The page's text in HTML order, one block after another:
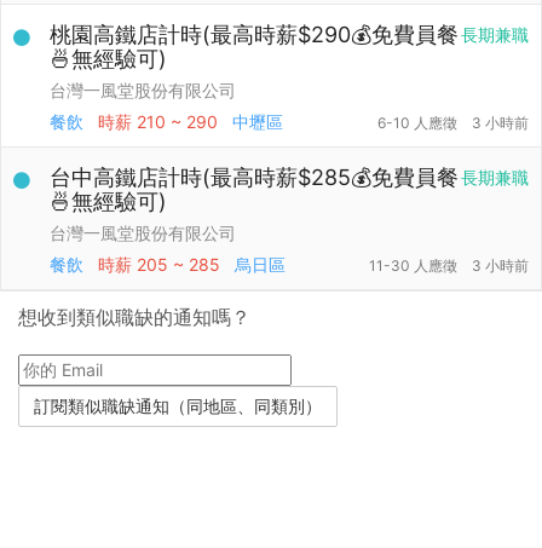
長期兼職
桃園高鐵店計時(最高時薪$290💰免費員餐
🍜無經驗可)
台灣一風堂股份有限公司
餐飲
時薪 210 ~ 290 中壢區 6-10 人應徵 3 小時前
長期兼職
台中高鐵店計時(最高時薪$285💰免費員餐
🍜無經驗可)
台灣一風堂股份有限公司
餐飲
時薪 205 ~ 285 烏日區 11-30 人應徵 3 小時前
想收到類似職缺的通知嗎？